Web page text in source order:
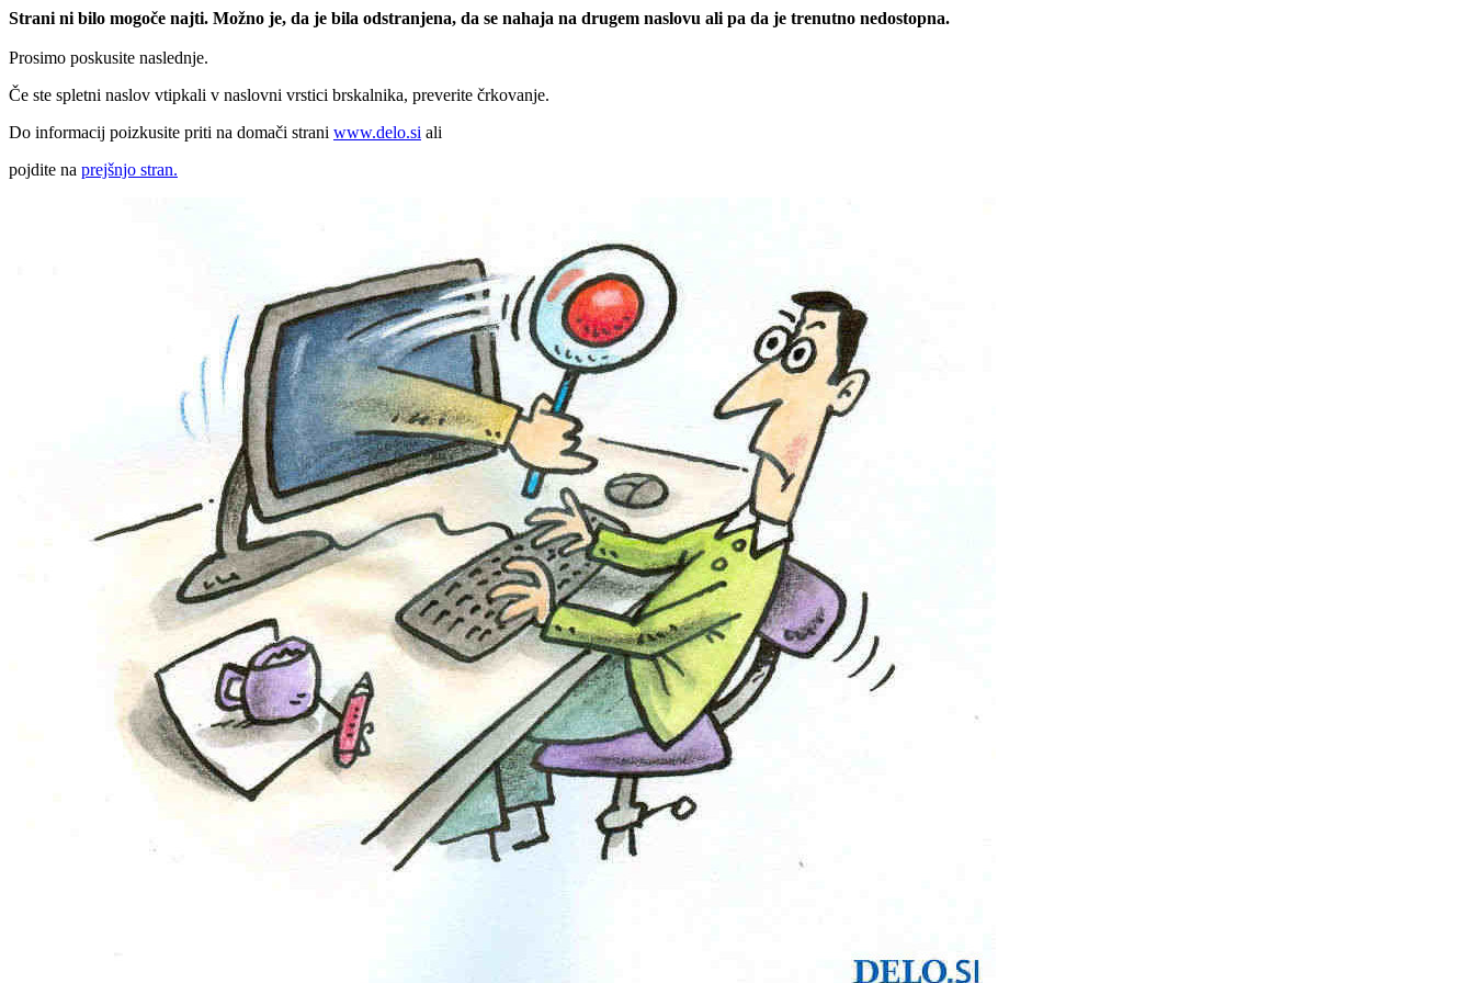
Strani ni bilo mogoče najti. Možno je, da je bila odstranjena, da se nahaja na drugem naslovu ali pa da je trenutno nedostopna.
Prosimo poskusite naslednje.
Če ste spletni naslov vtipkali v naslovni vrstici brskalnika, preverite črkovanje.
Do informacij poizkusite priti na domači strani www.delo.si ali
pojdite na prejšnjo stran.